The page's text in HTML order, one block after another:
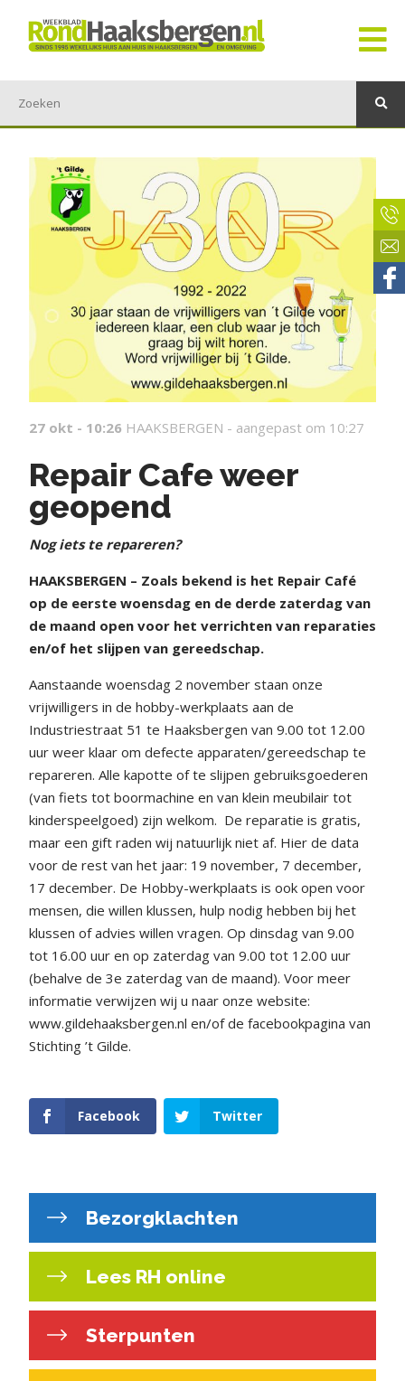
27 okt - 10:26 HAAKSBERGEN - aangepast om 10:27
Repair Cafe weer
geopend
Nog iets te repareren?
HAAKSBERGEN – Zoals bekend is het Repair Café
op de eerste woensdag en de derde zaterdag van
de maand open voor het verrichten van reparaties
en/of het slijpen van gereedschap.
Aanstaande woensdag 2 november staan onze
vrijwilligers in de hobby-werkplaats aan de
Industriestraat 51 te Haaksbergen van 9.00 tot 12.00
uur weer klaar om defecte apparaten/gereedschap te
repareren. Alle kapotte of te slijpen gebruiksgoederen
(van fiets tot boormachine en van klein meubilair tot
kinderspeelgoed) zijn welkom. De reparatie is gratis,
maar een gift raden wij natuurlijk niet af. Hier de data
voor de rest van het jaar: 19 november, 7 december,
17 december. De Hobby-werkplaats is ook open voor
mensen, die willen klussen, hulp nodig hebben bij het
klussen of advies willen vragen. Op dinsdag van 9.00
tot 16.00 uur en op zaterdag van 9.00 tot 12.00 uur
(behalve de 3e zaterdag van de maand). Voor meer
informatie verwijzen wij u naar onze website:
www.gildehaaksbergen.nl en/of de facebookpagina van
Stichting ’t Gilde.
Facebook Twitter
Bezorgklachten
Lees RH online
Sterpunten